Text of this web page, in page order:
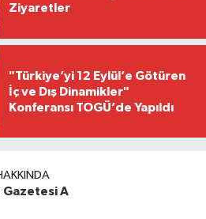
Ziyaretler
"Türkiye’yi 12 Eylül’e Götüren
İç ve Dış Dinamikler"
Konferansı TOGÜ’de Yapıldı
Gazetesi A